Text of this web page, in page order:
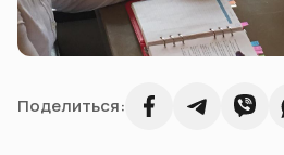
Поделиться: